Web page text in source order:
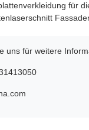
für
uns für weitere